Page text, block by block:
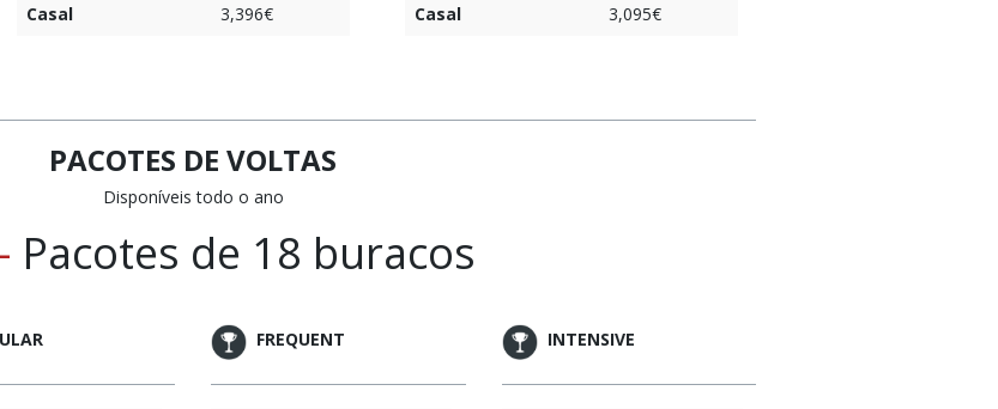
Casal
3,396€
Casal
3,095€
PACOTES DE VOLTAS
Disponíveis todo o ano
Pacotes de 18 buracos
FREQUENT INTENSIVE